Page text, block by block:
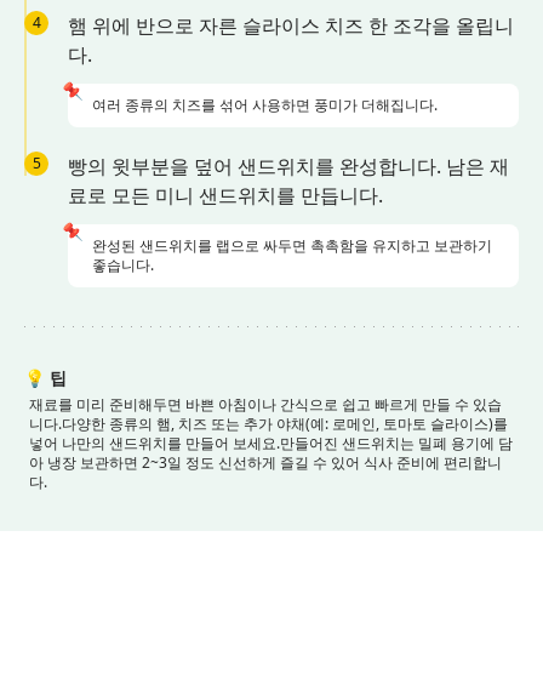
4
햄 위에 반으로 자른 슬라이스 치즈 한 조각을 올립니
다.
여러 종류의 치즈를 섞어 사용하면 풍미가 더해집니다.
📌
5
빵의 윗부분을 덮어 샌드위치를 완성합니다. 남은 재
료로 모든 미니 샌드위치를 만듭니다.
완성된 샌드위치를 랩으로 싸두면 촉촉함을 유지하고 보관하기
좋습니다.
📌
💡 팁
재료를 미리 준비해두면 바쁜 아침이나 간식으로 쉽고 빠르게 만들 수 있습
니다.다양한 종류의 햄, 치즈 또는 추가 야채(예: 로메인, 토마토 슬라이스)를
넣어 나만의 샌드위치를 만들어 보세요.만들어진 샌드위치는 밀폐 용기에 담
아 냉장 보관하면 2~3일 정도 신선하게 즐길 수 있어 식사 준비에 편리합니
다.